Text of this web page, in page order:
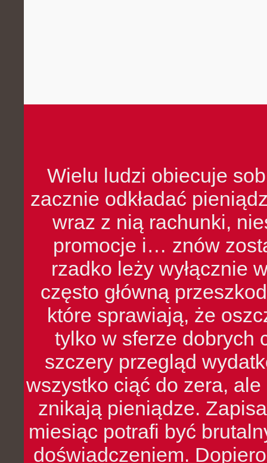
Wielu ludzi obiecuje
zacznie odkładać
wraz z nią rachunki,
promocje i… znów
rzadko leży wyłącznie
często główną
które sprawiają, że
tylko w sferze dobrych
szczery przegląd
wszystko ciąć do zera,
znikają pieniądze.
miesiąc potrafi być
doświadczeniem.